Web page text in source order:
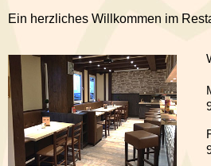
Home
Getränkekarte
Frühstücksbuffet
Mittagstisch
Ein herzliches Willkommen im